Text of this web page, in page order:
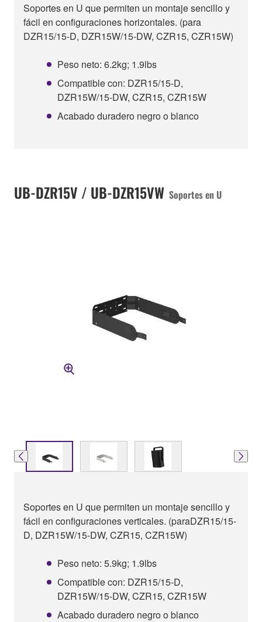
Soportes en U que permiten un montaje sencillo y
fácil en configuraciones horizontales. (para
DZR15/15-D, DZR15W/15-DW, CZR15, CZR15W)
Peso neto: 6.2kg; 1.9lbs
Compatible con: DZR15/15-D,
DZR15W/15-DW, CZR15, CZR15W
Acabado duradero negro o blanco
UB-DZR15V / UB-DZR15VW Soportes en U
Soportes en U que permiten un montaje sencillo y
fácil en configuraciones verticales. (paraDZR15/15-
D, DZR15W/15-DW, CZR15, CZR15W)
Peso neto: 5.9kg; 1.9lbs
Compatible con: DZR15/15-D,
DZR15W/15-DW, CZR15, CZR15W
Acabado duradero negro o blanco